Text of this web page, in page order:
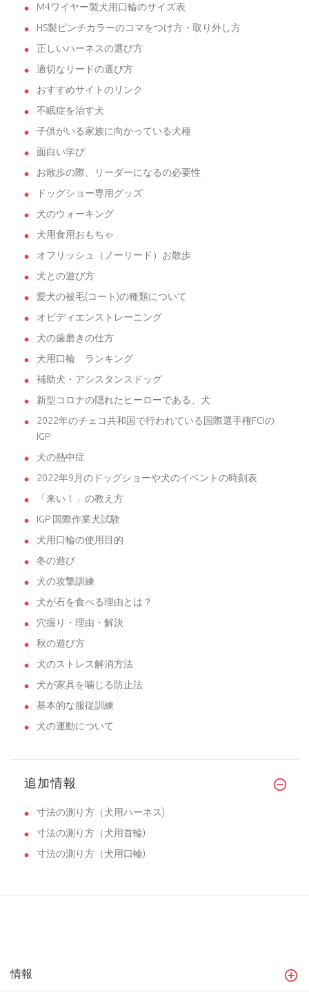
M4ワイヤー製犬用口輪のサイズ表
HS製ピンチカラーのコマをつけ方・取り外し方
正しいハーネスの選び方
適切なリードの選び方
おすすめサイトのリンク
不眠症を治す犬
子供がいる家族に向かっている犬種
面白い学び
お散歩の際、リーダーになるの必要性
ドッグショー専用グッズ
犬のウォーキング
犬用食用おもちゃ
オフリッシュ（ノーリード）お散歩
犬との遊び方
愛犬の被毛(コート)の種類について
オビディエンストレーニング
犬の歯磨きの仕方
犬用口輪 ランキング
補助犬・アシスタンスドッグ
新型コロナの隠れたヒーローである、犬
2022年のチェコ共和国で行われている国際選手権FCIの
IGP
犬の熱中症
2022年9月のドッグショーや犬のイベントの時刻表
「来い！」の教え方
IGP 国際作業犬試験
犬用口輪の使用目的
冬の遊び
犬の攻撃訓練
犬が石を食べる理由とは？
穴掘り・理由・解決
秋の遊び方
犬のストレス解消方法
犬が家具を噛じる防止法
基本的な服従訓練
犬の運動について
追加情報
寸法の測り方（犬用ハーネス)
寸法の測り方（犬用首輪)
寸法の測り方（犬用口輪)
情報